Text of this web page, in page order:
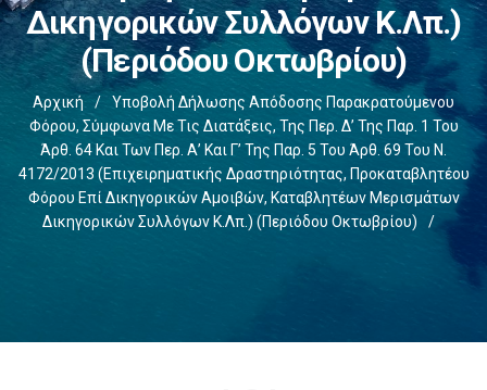
Δικηγορικών Συλλόγων Κ.λπ.)
(περιόδου Οκτωβρίου)
Αρχική /
Υποβολή Δήλωσης Απόδοσης Παρακρατούμενου
Φόρου, Σύμφωνα Με Τις Διατάξεις, Της Περ. Δ’ Της Παρ. 1 Του
Άρθ. 64 Και Των Περ. Α’ Και Γ’ Της Παρ. 5 Του Άρθ. 69 Του Ν.
4172/2013 (επιχειρηματικής Δραστηριότητας, Προκαταβλητέου
Φόρου Επί Δικηγορικών Αμοιβών, Καταβλητέων Μερισμάτων
Δικηγορικών Συλλόγων Κ.λπ.) (περιόδου Οκτωβρίου)
/